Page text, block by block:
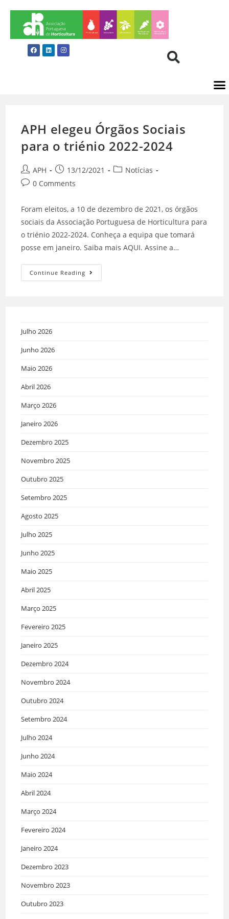
APH elegeu Órgãos Sociais
para o triénio 2022-2024
APH 13/12/2021
Notícias
0 Comments
Foram eleitos, a 10 de dezembro de 2021, os órgãos
sociais da Associação Portuguesa de Horticultura para
o triénio 2022-2024. Conheça a equipa que tomará
posse em janeiro. Saiba mais AQUI. Assine a…
Continue Reading
Julho 2026
Junho 2026
Maio 2026
Abril 2026
Março 2026
Janeiro 2026
Dezembro 2025
Novembro 2025
Outubro 2025
Setembro 2025
Agosto 2025
Julho 2025
Junho 2025
Maio 2025
Abril 2025
Março 2025
Fevereiro 2025
Janeiro 2025
Dezembro 2024
Novembro 2024
Outubro 2024
Setembro 2024
Julho 2024
Junho 2024
Maio 2024
Abril 2024
Março 2024
Fevereiro 2024
Janeiro 2024
Dezembro 2023
Novembro 2023
Outubro 2023